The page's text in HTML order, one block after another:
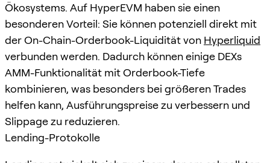
Ökosystems. Auf HyperEVM haben sie einen
besonderen Vorteil: Sie können potenziell direkt mit
der On-Chain-Orderbook-Liquidität von Hyperliquid
verbunden werden. Dadurch können einige DEXs
AMM-Funktionalität mit Orderbook-Tiefe
kombinieren, was besonders bei größeren Trades
helfen kann, Ausführungspreise zu verbessern und
Slippage zu reduzieren.
Lending-Protokolle